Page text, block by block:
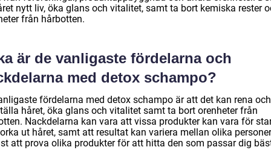
nytt liv, öka glans och vitalitet, samt ta bort kemiska rester
från hårbotten.
är de vanligaste fördelarna och
med detox schampo?
fördelarna med detox schampo är att det kan rena och
håret, öka glans och vitalitet samt ta bort orenheter från
Nackdelarna kan vara att vissa produkter kan vara för
ut håret, samt att resultat kan variera mellan olika
att prova olika produkter för att hitta den som passar dig